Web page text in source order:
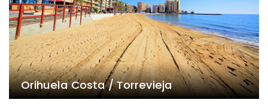
Orihuela Costa / Torrevieja